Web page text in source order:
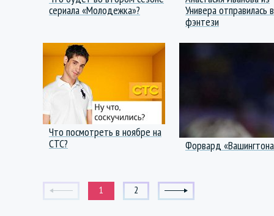
сериала «Молодежка»?
Универа отправилась в
фэнтези
Что посмотреть в ноябре на
СТС?
Форвард
1 2